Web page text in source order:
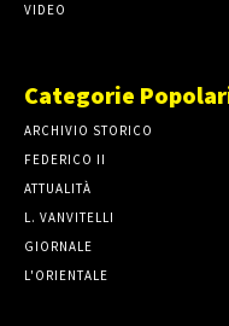
VIDEO
Categorie
ARCHIVIO STORICO
FEDERICO II
ATTUALITÀ
L. VANVITELLI
GIORNALE
L'ORIENTALE